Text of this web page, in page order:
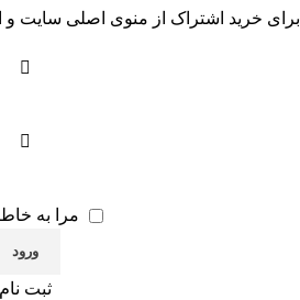
برای خرید اشتراک از منوی اصلی سایت و
مرا به
ثبت نام